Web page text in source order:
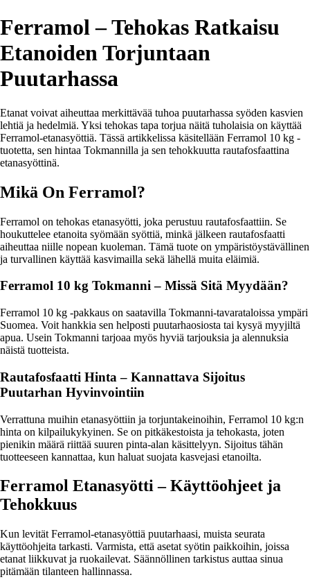
Ferramol – Tehokas Ratkaisu
Etanoiden Torjuntaan
Puutarhassa
Etanat voivat aiheuttaa merkittävää tuhoa puutarhassa syöden kasvien
lehtiä ja hedelmiä. Yksi tehokas tapa torjua näitä tuholaisia on käyttää
Ferramol-etanasyöttiä. Tässä artikkelissa käsitellään Ferramol 10 kg -
tuotetta, sen hintaa Tokmannilla ja sen tehokkuutta rautafosfaattina
etanasyöttinä.
Mikä On Ferramol?
Ferramol on tehokas etanasyötti, joka perustuu rautafosfaattiin. Se
houkuttelee etanoita syömään syöttiä, minkä jälkeen rautafosfaatti
aiheuttaa niille nopean kuoleman. Tämä tuote on ympäristöystävällinen
ja turvallinen käyttää kasvimailla sekä lähellä muita eläimiä.
Ferramol 10 kg Tokmanni – Missä Sitä Myydään?
Ferramol 10 kg -pakkaus on saatavilla Tokmanni-tavarataloissa ympäri
Suomea. Voit hankkia sen helposti puutarhaosiosta tai kysyä myyjiltä
apua. Usein Tokmanni tarjoaa myös hyviä tarjouksia ja alennuksia
näistä tuotteista.
Rautafosfaatti Hinta – Kannattava Sijoitus
Puutarhan Hyvinvointiin
Verrattuna muihin etanasyöttiin ja torjuntakeinoihin, Ferramol 10 kg:n
hinta on kilpailukykyinen. Se on pitkäkestoista ja tehokasta, joten
pienikin määrä riittää suuren pinta-alan käsittelyyn. Sijoitus tähän
tuotteeseen kannattaa, kun haluat suojata kasvejasi etanoilta.
Ferramol Etanasyötti – Käyttöohjeet ja
Tehokkuus
Kun levität Ferramol-etanasyöttiä puutarhaasi, muista seurata
käyttöohjeita tarkasti. Varmista, että asetat syötin paikkoihin, joissa
etanat liikkuvat ja ruokailevat. Säännöllinen tarkistus auttaa sinua
pitämään tilanteen hallinnassa.